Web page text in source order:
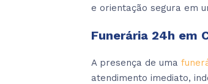
e orientação segura em
Funerária 24h em
A presença de uma
atendimento imediato,